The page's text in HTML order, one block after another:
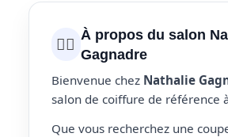
💇‍♀️ À propos du salon
Gagnadre
Bienvenue chez Nathalie
salon de coiffure de référence
Que vous recherchez une